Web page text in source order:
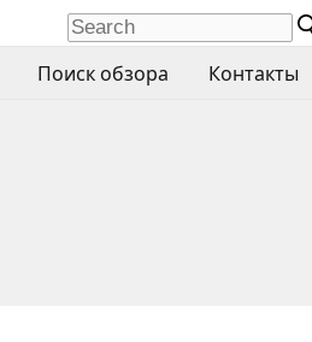
Поиск обзора Контакты